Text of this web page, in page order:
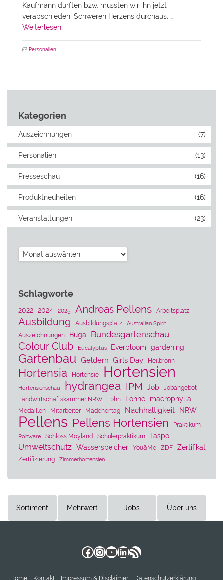
Kaufmann durften bzw. mussten wir ihn jetzt
verabschieden. Schweren Herzens durchaus, …
Weiterlesen
Personalien
Kategorien
Auszeichnungen (7)
Personalien (13)
Presseschau (16)
Produktneuheiten (16)
Veranstaltungen (23)
Archiv
Schlagworte
2022 2024 2025 Andreas Pellens Arbeitsplatz
Ausbildung Ausbildungsplatz Australian Spirit
Auszeichnungen Buga Bundesgartenschau
Colour Club Eucalyptus Everbloom gardening
Gartenbau Geldern Girls Day Heilbronn
Hortensia Hortensie Hortensien
Hortensienschau hydrangea IPM Job
Jobangebot
Landwirtschaftskammer NRW
Lohn Löhne macrophylla
Medaillen Mitarbeiter Mädchentag Nachhaltigkeit NRW
Pellens Pellens Hortensien Praktikum
Rohware Schloss Moyland Schülerpraktikum Taspo
Umweltschutz Wasserspeicher You&Me ZDF Zertifikat
Zertifizierung Zimmerhortensien
Sortiment Mehrwert Jobs Über uns
Facebook
Instagram
YouTube
LinkedIn
RSS-Feed
Home Kontakt Impressum & Disclaimer Datenschutzerklärung